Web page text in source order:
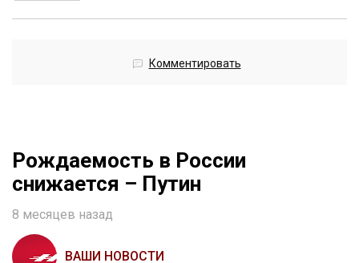
Комментировать
Рождаемость в России
снижается – Путин
8 месяцев назад
ВАШИ НОВОСТИ